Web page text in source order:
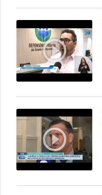
play_circle_outline
play_circle_outline